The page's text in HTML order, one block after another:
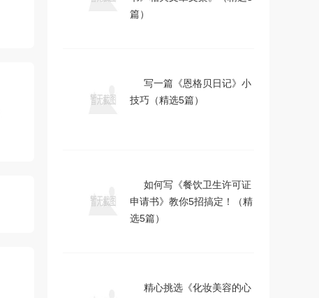
篇）
写一篇《恩格贝日记》小
技巧（精选5篇）
如何写《餐饮卫生许可证
申请书》教你5招搞定！（精
选5篇）
精心挑选《化妆美容的心